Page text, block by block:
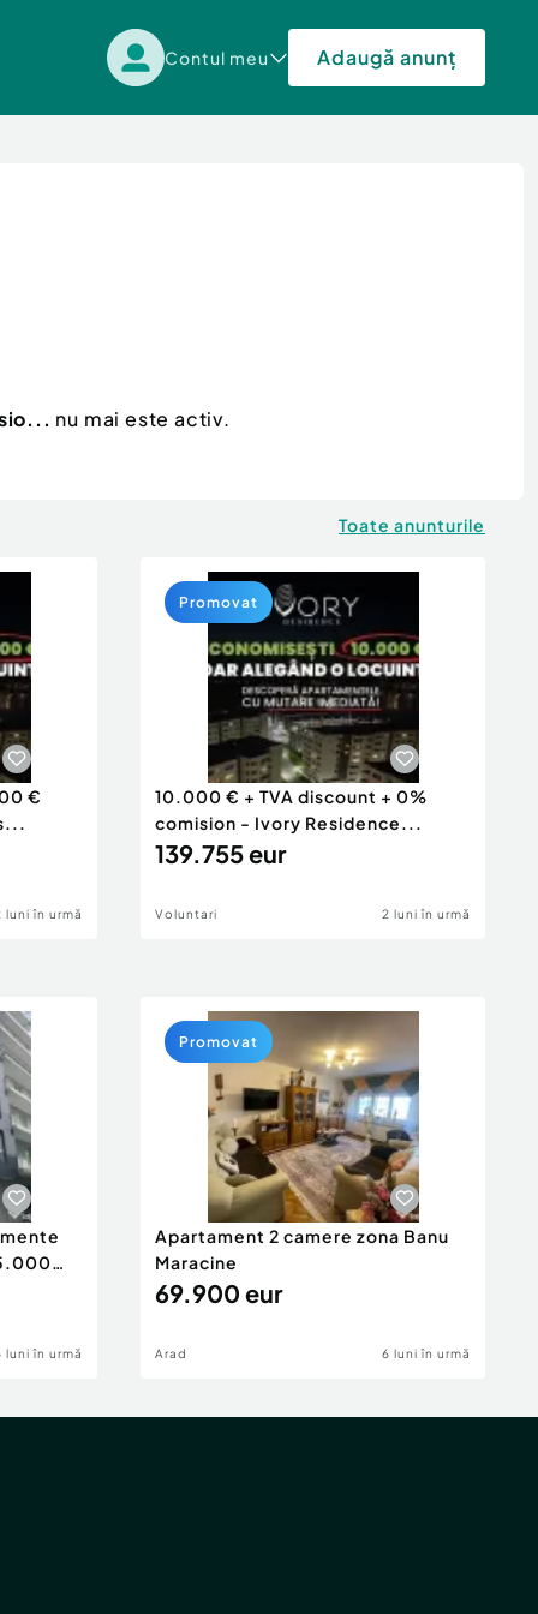
Contul meu Adaugă anunț
nu mai este activ.
Toate anunturile
€
luni în urmă
10.000 € + TVA discount + 0%
comision - Ivory Residence...
139.755 eur
Voluntari 2 luni în urmă
Promovat
luni în urmă
Apartament 2 camere zona Banu
Maracine
69.900 eur
Arad 6 luni în urmă
Promovat